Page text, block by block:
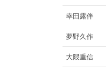
幸田露伴
夢野久作
大隈重信